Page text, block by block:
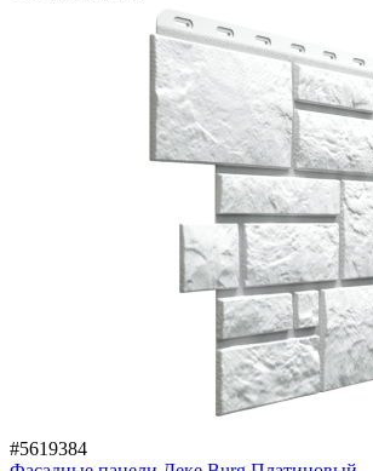
#5619384